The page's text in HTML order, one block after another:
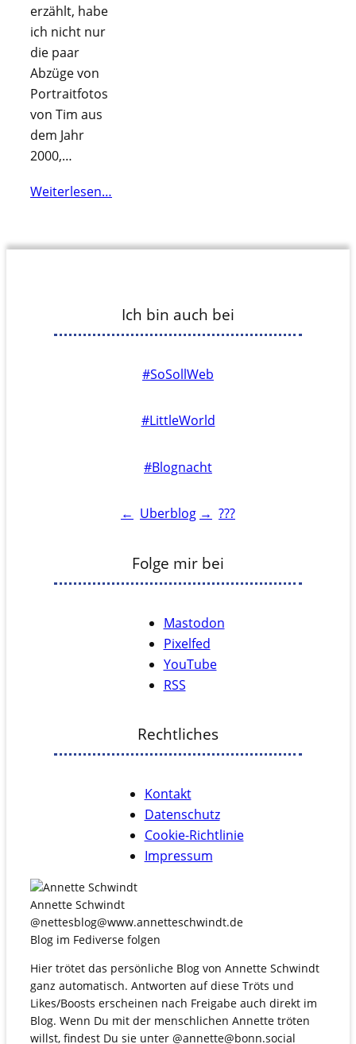
erzählt, habe
ich nicht nur
die paar
Abzüge von
Portraitfotos
von Tim aus
dem Jahr
2000,…
Weiterlesen…
Ich bin auch bei
#SoSollWeb
#LittleWorld
#Blognacht
← Uberblog → ???
Folge mir bei
Mastodon
Pixelfed
YouTube
RSS
Rechtliches
Kontakt
Datenschutz
Cookie-Richtlinie
Impressum
Annette Schwindt
@nettesblog@www.annetteschwindt.de
Blog im Fediverse folgen
Hier trötet das persönliche Blog von Annette Schwindt
ganz automatisch. Antworten auf diese Tröts und
Likes/Boosts erscheinen nach Freigabe auch direkt im
Blog. Wenn Du mit der menschlichen Annette tröten
willst, findest Du sie unter @annette@bonn.social